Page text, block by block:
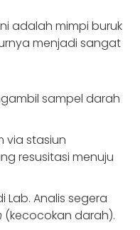
adalah mimpi buruk
menjadi sangat
sampel darah
via stasiun
resusitasi menuju
Lab. Analis segera
(kecocokan darah).